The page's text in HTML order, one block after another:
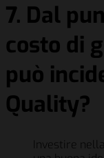
7. Dal
costo di
può
Quality?
Investire